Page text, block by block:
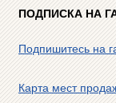
ПОДПИСКА НА
Подпишитесь на
Карта мест